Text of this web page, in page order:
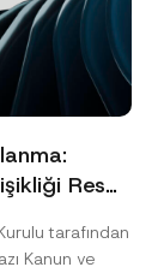
Resmî
tarafından
Kanun ve